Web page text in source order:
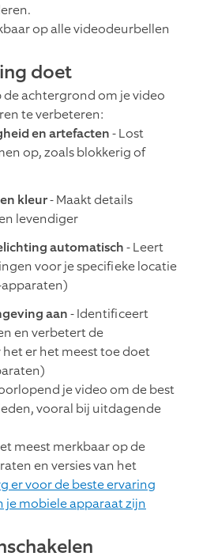
op alle videodeurbellen
doet
achtergrond om je video
te verbeteren:
en artefacten- Lost
op, zoals blokkerig of
kleur- Maakt details
levendiger
automatisch- Leert
voor je specifieke locatie
aan- Identificeert
en verbetert de
er het meest toe doet
je video om de best
vooral bij uitdagende
meest merkbaar op de
en versies van het
er voor de beste ervaring
je mobiele apparaat zijn